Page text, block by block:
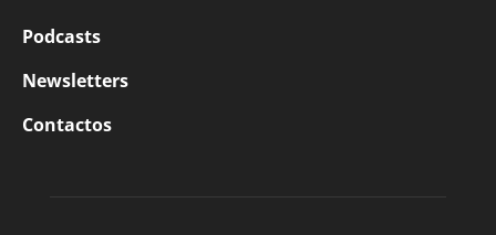
Podcasts
Newsletters
Contactos